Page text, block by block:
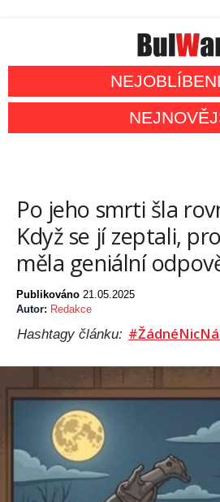
Po jeho smrti šla
Když se jí zeptali,
měla geniální
Publikováno 21.05.2025
Autor: Redakce
Hashtagy článku: